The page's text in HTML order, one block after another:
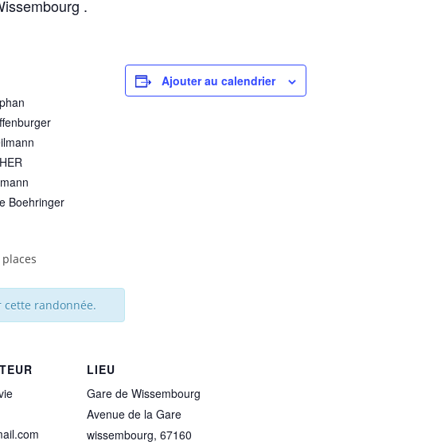
.
Boehringer
randonnée.
Ajouter au calendrier
LIEU
Gare de Wissembourg
Avenue de la Gare
wissembourg, 67160